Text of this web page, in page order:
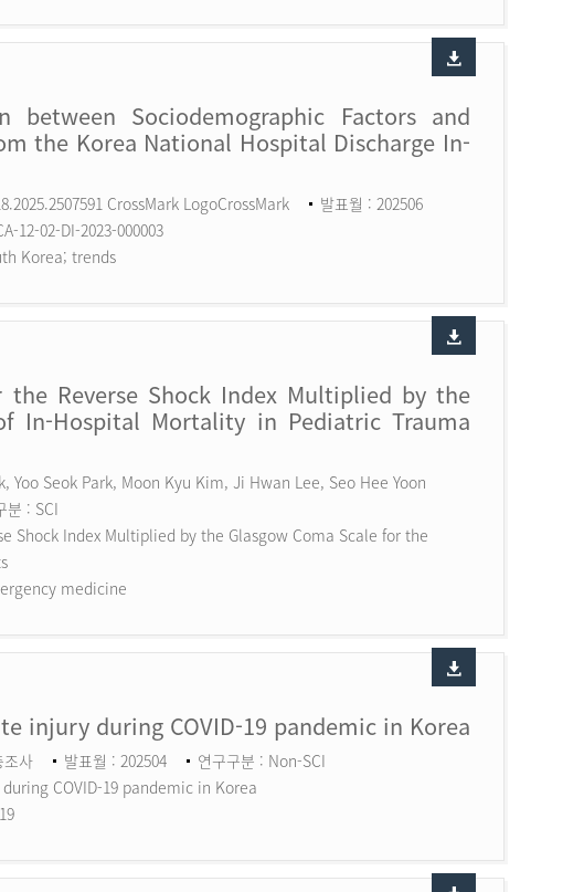
Sociodemographic Factors and
the Korea National Hospital Discharge In-
CrossMark LogoCrossMark
발표월 : 202506
12-02-DI-2023-000003
Korea; trends
Reverse Shock Index Multiplied by the
In-Hospital Mortality in Pediatric Trauma
Seok Park, Moon Kyu Kim, Ji Hwan Lee, Seo Hee Yoon
분 : SCI
Shock Index Multiplied by the Glasgow Coma Scale for the
medicine
injury during COVID-19 pandemic in Korea
조사 발표월 : 202504
연구구분 : Non-SCI
COVID-19 pandemic in Korea